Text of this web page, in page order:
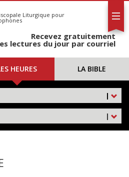
Liturgique pour
Recevez gratuitement
lectures du jour par courriel
HEURES LA BIBLE
|
|